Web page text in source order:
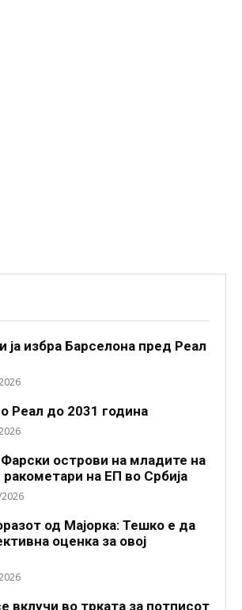
ја избра Барселона пред Реал
Реал до 2031 година
острови на младите на
на ЕП во Србија
од Мајорка: Тешко е да
оценка за овој
вклучи во трката за потписот